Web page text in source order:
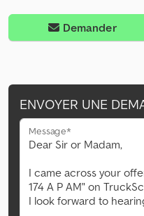
Demander
ENVOYER UNE
Message*